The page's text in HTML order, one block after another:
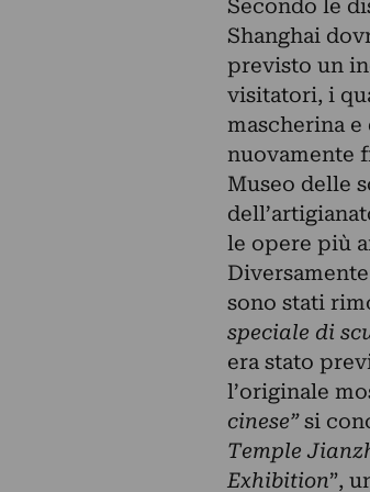
Secondo le
Shanghai
previsto un
visitatori, i
mascherina
nuovamente
Museo delle
le opere più
sono stati
speciale di
era stato
l’originale
cinese”si
Temple
Exhibition”,